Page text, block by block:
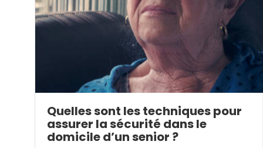
Quelles sont les techniques pour
assurer la sécurité dans le
domicile d’un senior ?